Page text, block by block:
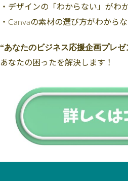
・デザインの「わからない」がわ
・Canvaの素材の選び方がわから
“あなたのビジネス応援企画プレゼ
あなたの困ったを解決します！